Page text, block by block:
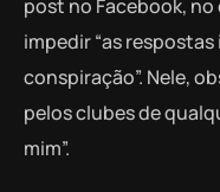
post no Facebook,
impedir “as
conspiração”. Nele,
pelos clubes de
mim”.